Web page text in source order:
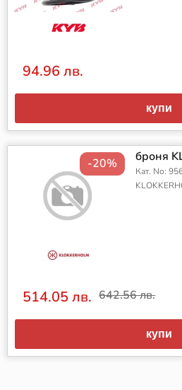
94.96 лв.
купи
-20% броня
Кат. No:
514.05 лв. 642.56 лв.
купи